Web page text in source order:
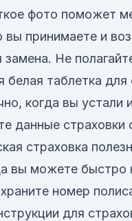
фото поможет
вы принимаете и
замена. Не
белая таблетка для
когда вы устали
данные страховки
страховка
вы можете быстро
номер
для